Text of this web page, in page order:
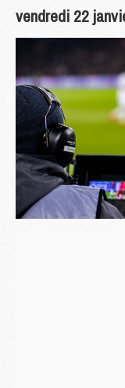
vendredi 22